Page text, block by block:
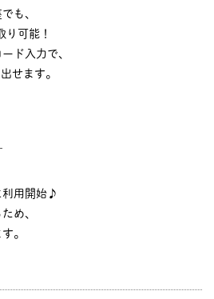
も、
可能！
ド入力で、
せます。
利用開始♪
め、
。